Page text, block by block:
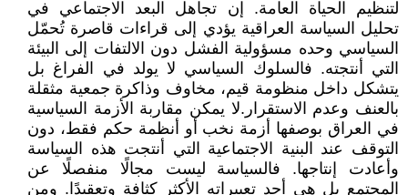
لتنظيم الحياة العامة. إن تجاهل البعد الاجتماعي في
تحليل السياسة العراقية يؤدي إلى قراءات قاصرة تُحمّل
السياسي وحده مسؤولية الفشل دون الالتفات إلى البيئة
التي أنتجته. فالسلوك السياسي لا يولد في الفراغ بل
يتشكل داخل منظومة قيم، مخاوف وذاكرة جمعية مثقلة
بالعنف وعدم الاستقرار.لا يمكن مقاربة الأزمة السياسية
في العراق بوصفها أزمة نخب أو أنظمة حكم فقط، دون
التوقف عند البنية الاجتماعية التي أنتجت هذه السياسة
وأعادت إنتاجها. فالسياسة ليست مجالًا منفصلًا عن
المجتمع بل هي أحد تعبيراته الأكثر كثافة وتعقيدًا. ومن